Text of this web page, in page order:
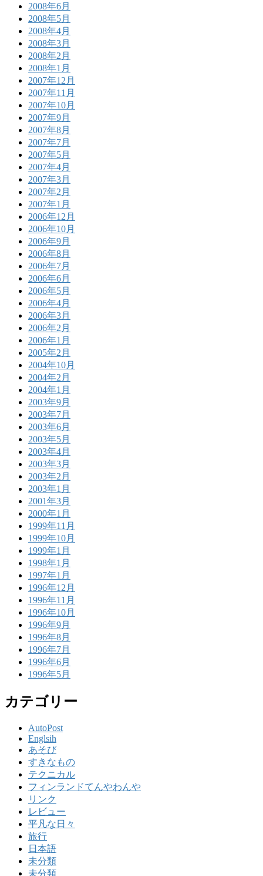
2008年6月
2008年5月
2008年4月
2008年3月
2008年2月
2008年1月
2007年12月
2007年11月
2007年10月
2007年9月
2007年8月
2007年7月
2007年5月
2007年4月
2007年3月
2007年2月
2007年1月
2006年12月
2006年10月
2006年9月
2006年8月
2006年7月
2006年6月
2006年5月
2006年4月
2006年3月
2006年2月
2006年1月
2005年2月
2004年10月
2004年2月
2004年1月
2003年9月
2003年7月
2003年6月
2003年5月
2003年4月
2003年3月
2003年2月
2003年1月
2001年3月
2000年1月
1999年11月
1999年10月
1999年1月
1998年1月
1997年1月
1996年12月
1996年11月
1996年10月
1996年9月
1996年8月
1996年7月
1996年6月
1996年5月
カテゴリー
AutoPost
Englsih
あそび
すきなもの
テクニカル
フィンランドてんやわんや
リンク
レビュー
平凡な日々
旅行
日本語
未分類
未分類